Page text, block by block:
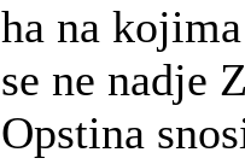
ha na
se ne nadje
Opstina